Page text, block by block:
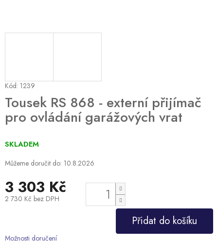
Tousek RS 868 - externí přijímač
pro ovládání garážových vrat
Kód: 1239
SKLADEM
Můžeme doručit do: 10.8.2026
3 303 Kč
2 730 Kč bez DPH
Přidat do košíku
Možnosti doručení